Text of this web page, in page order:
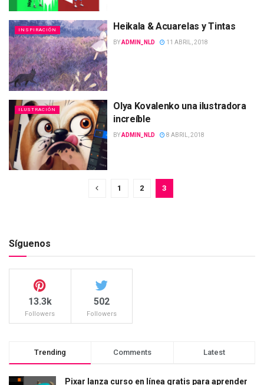
INSPIRACIÓN Heikala & Acuarelas y Tintas
BYADMIN_NLD 11 ABRIL, 2018
ILUSTRACIÓN
Olya Kovalenko una ilustradora
increíble
BYADMIN_NLD 8 ABRIL, 2018
1 2 3
Síguenos
13.3k
Followers
502
Followers
Trending Comments Latest
Pixar lanza curso en línea gratis para aprender